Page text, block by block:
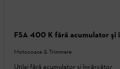
FSA 400 K fără acumulator şi
Motocoase & Trimmere
Utilaj fără acumulator și încărcător